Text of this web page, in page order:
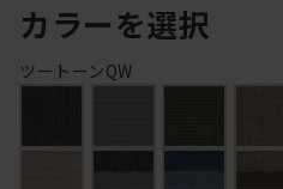
カラーを選択
ツートーンQW